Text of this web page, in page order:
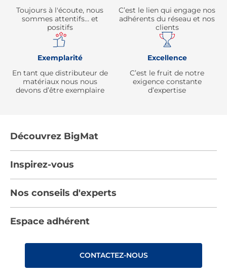
Toujours à l'écoute, nous
sommes attentifs… et
positifs
C’est le lien qui engage nos
adhérents du réseau et nos
clients
Exemplarité
En tant que distributeur de
matériaux nous nous
devons d’être exemplaire
Excellence
C’est le fruit de notre
exigence constante
d’expertise
Découvrez BigMat
Devenez adhérent
Déclaration d’accessibilité : non conforme
Inspirez-vous
Nos catalogues
Rencontres
Nos conseils d'experts
Espace adhérent
CONTACTEZ-NOUS